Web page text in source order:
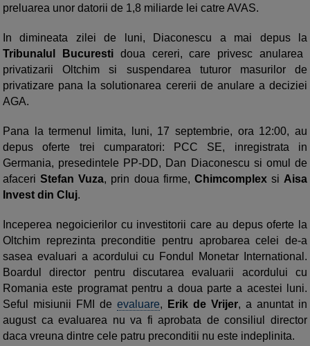
preluarea unor datorii de 1,8 miliarde lei catre AVAS.
In dimineata zilei de luni, Diaconescu a mai depus la
Tribunalul Bucurestidoua cereri, care privesc anularea
privatizariiOltchim si suspendarea tuturor masurilor de
privatizare pana la solutionarea cererii de anulare a deciziei
AGA.
Pana la termenul limita, luni, 17 septembrie, ora 12:00, au
depus oferte trei cumparatori: PCC SE, inregistrata in
Germania, presedintele PP-DD, Dan Diaconescu si omul de
afaceriStefan Vuza, prin doua firme, Chimcomplex si Aisa
Invest din Cluj.
Inceperea negoicierilor cu investitorii care au depus oferte la
Oltchim reprezinta preconditie pentru aprobarea celei de-a
sasea evaluari a acordului cu Fondul Monetar International.
Boardul director pentru discutarea evaluarii acordului cu
Romania este programat pentru a doua parte a acestei luni.
Seful misiunii FMI de evaluare, Erik de Vrijer, a anuntat in
august ca evaluarea nu va fi aprobata de consiliul director
daca vreuna dintre cele patru preconditii nu este indeplinita.